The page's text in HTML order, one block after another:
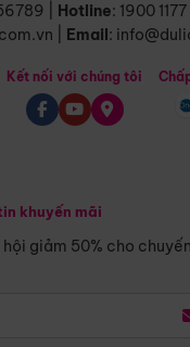
Hotline: 1900 1177
Email:
khuyến mãi
giảm 50% cho
Kết nối với chúng tôi